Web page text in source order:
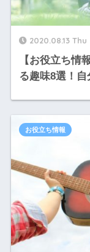
2020.08.13 Thu
【お役立ち情
る趣味8選！
お役立ち情報